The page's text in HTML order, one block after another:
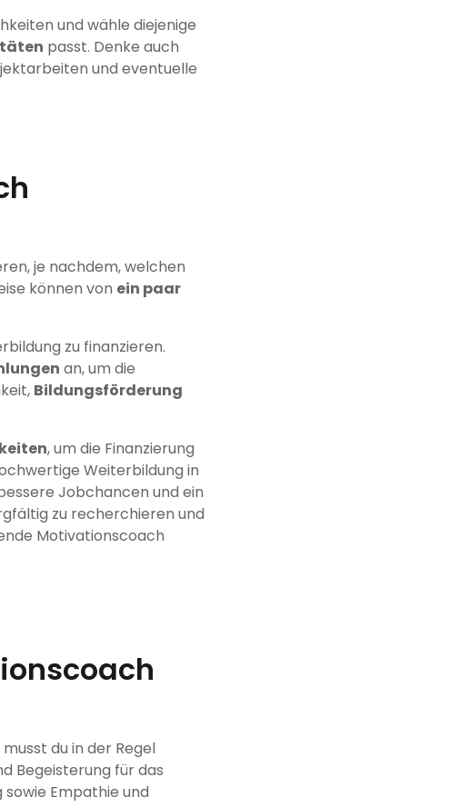
und wähle diejenige
passt. Denke auch
und eventuelle
je nachdem, welchen
können von ein paar
zu finanzieren.
an, um die
Bildungsförderung
, um die Finanzierung
Weiterbildung in
Jobchancen und ein
zu recherchieren und
Motivationscoach
du in der Regel
Begeisterung für das
Empathie und